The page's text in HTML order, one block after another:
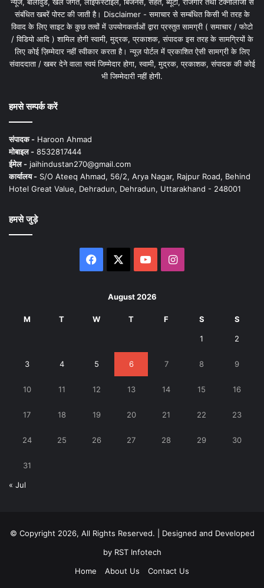
संबंधित खबरें पोस्ट की जाती है। Disclaimer - समाचार से सम्बंधित किसी भी तरह के
विवाद के लिए साइट के कुछ तत्वों में उपयोगकर्ताओं द्वारा प्रस्तुत सामग्री ( समाचार / फोटो
/ विडियो आदि ) शामिल होगी स्वामी, मुद्रक, प्रकाशक, संपादक इस तरह के सामग्रियों के
लिए कोई ज़िम्मेदार नहीं स्वीकार करता है। न्यूज़ पोर्टल में प्रकाशित ऐसी सामग्री के लिए
संवाददाता / खबर देने वाला स्वयं जिम्मेदार होगा, स्वामी, मुद्रक, प्रकाशक, संपादक की कोई
भी जिम्मेदारी नहीं होगी.
हमसे सम्पर्क करें
संपादक - Haroon Ahmad
मोबाइल - 8532817444
ईमेल - jaihindustan270@gmail.com
कार्यालय - S/O Ateeq Ahmad, 56/2, Arya Nagar, Rajpur Road, Behind
Hotel Great Value, Dehradun, Dehradun, Uttarakhand - 248001
हमसे जुड़े
Facebook YouTubeInstagram
August 2026
M T W T F S S
1 2
3 4 5 6 7 8 9
10 11 12 13 14 15 16
17 18 19 20 21 22 23
24 25 26 27 28 29 30
31
« Jul
© Copyright 2026, All Rights Reserved. | Designed and Developed
byRST Infotech
Home
About Us Contact Us